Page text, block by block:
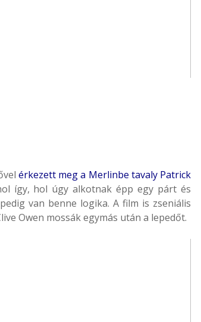
érkezett meg a Merlinbe tavaly Patrick
így, hol úgy alkotnak épp egy párt és
van benne logika. A film is zseniális
Owen mossák egymás után a lepedőt.